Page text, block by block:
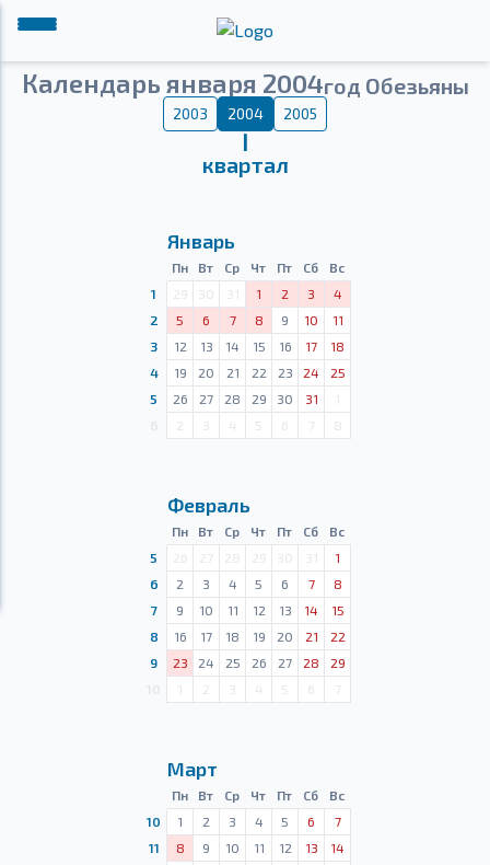
Календарь января 2004год Обезьяны
2003 2004 2005
Ⅰ
квартал
Январь
Пн Вт Ср Чт Пт Сб
Вс
1
29 30 31 1 2 3
4
2
5 6 7 8 9 10
11
3
12 13 14 15 16 17
18
4
19 20 21 22 23 24
25
5
26 27 28 29 30 31
1
2 3 4 5 6 7 8
Февраль
Пн Вт Ср Чт Пт Сб
Вс
5
26 27 28 29 30 31
1
6
2 3 4 5 6 7
8
7
9 10 11 12 13 14
15
8
16 17 18 19 20 21
22
9
23 24 25 26 27 28
29
1 2 3 4 5 6 7
Март
Пн Вт Ср Чт Пт Сб
Вс
10
1 2 3 4 5 6
7
11
8 9 10 11 12 13
14